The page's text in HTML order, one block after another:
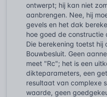
ontwerpt; hij kan niet
aanbrengen. Nee, hij
gevels en het dak
hoe goed de constructie
Die berekening toetst hij
Bouwbesluit. Geen
meet "Rc"; het is een
dikteparameters, een
resultaat van complexe
waarde, geen